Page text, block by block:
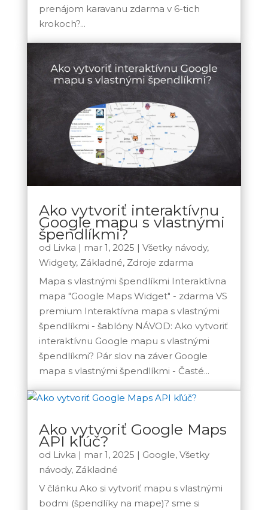
prenájom karavanu zdarma v 6-tich
krokoch?...
Ako vytvoriť interaktívnu
Google mapu s vlastnými
špendlíkmi?
od Livka | mar 1, 2025 | Všetky návody,
Widgety, Základné, Zdroje zdarma
Mapa s vlastnými špendlíkmi Interaktívna
mapa "Google Maps Widget" - zdarma VS
premium Interaktívna mapa s vlastnými
špendlíkmi - šablóny NÁVOD: Ako vytvoriť
interaktívnu Google mapu s vlastnými
špendlíkmi? Pár slov na záver Google
mapa s vlastnými špendlíkmi - Časté...
Ako vytvoriť Google Maps
API kľúč?
od Livka | mar 1, 2025 | Google, Všetky
návody, Základné
V článku Ako si vytvoriť mapu s vlastnými
bodmi (špendlíky na mape)? sme si